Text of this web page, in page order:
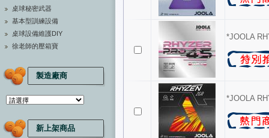
桌球秘密武器
基本型訓練設備
桌球設備維護DIY
徐老師的壓箱寶
製造廠商
新上架商品
*JOOLA
*JOOLA